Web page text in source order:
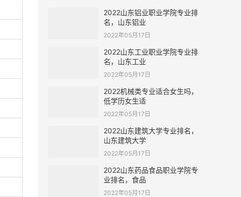
2022山东铝业职业学院专业排
名，山东铝业
2022年05月17日
2022山东工业职业学院专业排
名，山东工业
2022年05月17日
2022机械类专业适合女生吗，
低学历女生适
2022年05月17日
2022山东建筑大学专业排名，
山东建筑大学
2022年05月17日
2022山东药品食品职业学院专
业排名，食品
2022年05月17日